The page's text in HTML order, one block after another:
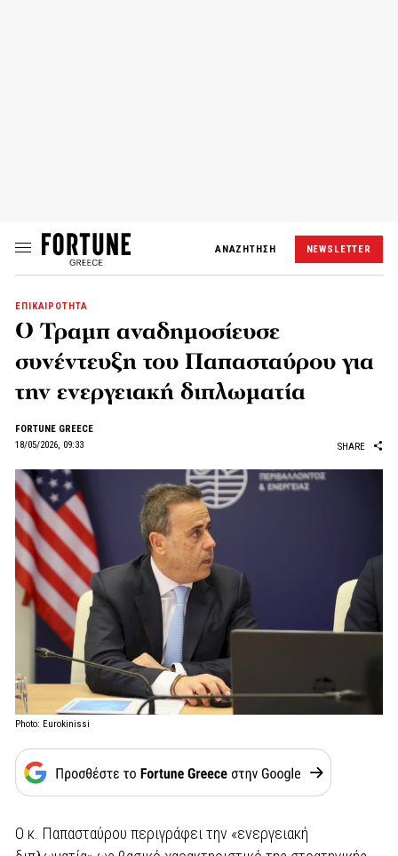
ΑΝΑΖΗΤΗΣΗ NEWSLETTER
ΕΠΙΚΑΙΡΟΤΗΤΑ
Ο Τραμπ αναδημοσίευσε
συνέντευξη του Παπασταύρου για
την ενεργειακή διπλωματία
FORTUNE GREECE
18/05/2026, 09:33
SHARE
Photo: Eurokinissi
Ο κ. Παπασταύρου περιγράφει την «ενεργειακή